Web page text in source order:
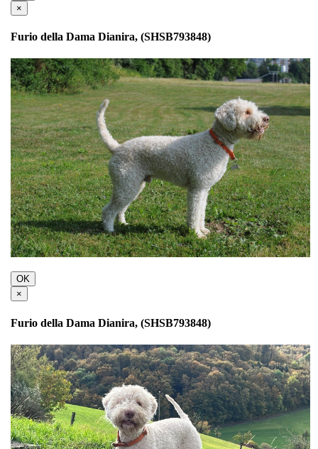
×
Furio della Dama Dianira, (SHSB793848)
OK
×
Furio della Dama Dianira, (SHSB793848)